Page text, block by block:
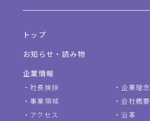
トップ
お知らせ・読み物
企業情報
社長挨拶
企業理念
事業領域
会社概要
アクセス
沿革